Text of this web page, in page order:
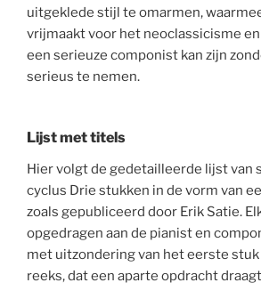
uitgeklede stijl te omarmen,
vrijmaakt voor het neoclassicisme
een serieuze componist kan zijn
serieus te nemen.
Lijst met titels
Hier volgt de gedetailleerde lijst van
cyclus Drie stukken in de vorm van
zoals gepubliceerd door Erik Satie.
opgedragen aan de pianist en
met uitzondering van het eerste
reeks, dat een aparte opdracht